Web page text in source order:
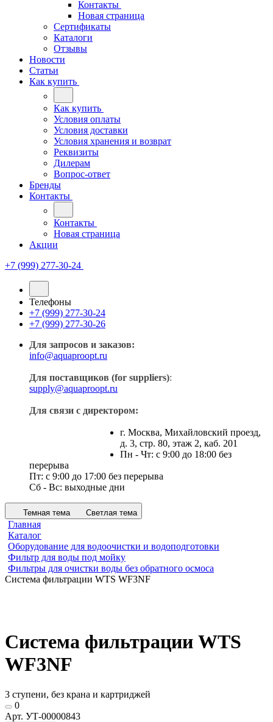
Контакты
Новая страница
Сертификаты
Каталоги
Отзывы
Новости
Статьи
Как купить
Как купить
Условия оплаты
Условия доставки
Условия хранения и возврат
Реквизиты
Дилерам
Вопрос-ответ
Бренды
Контакты
Контакты
Новая страница
Акции
+7 (999) 277-30-24
Телефоны
+7 (999) 277-30-24
+7 (999) 277-30-26
Для запросов и заказов:
info@aquaproopt.ru
Для поставщиков (for suppliers):
supply@aquaproopt.ru
Для связи с директором:
г. Москва, Михайловский проезд,
д. 3, стр. 80, этаж 2, каб. 201
Пн - Чт: с 9:00 до 18:00 без
перерыва
Пт: с 9:00 до 17:00 без перерыва
Сб - Вс: выходные дни
Темная тема Светлая тема
Главная
Каталог
Оборудование для водоочистки и водоподготовки
Фильтр для воды под мойку
Фильтры для очистки воды без обратного осмоса
Система фильтрации WTS WF3NF
Система фильтрации WTS
WF3NF
3 ступени, без крана и картриджей
0
Арт. УТ-00000843